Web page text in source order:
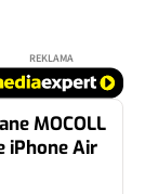
REKLAMA
MOCOLL
iPhone Air